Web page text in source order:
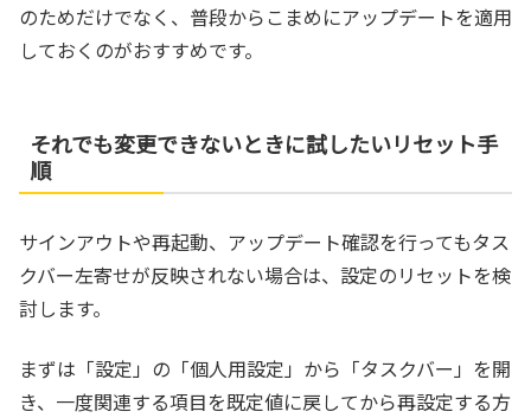
のためだけでなく、普段からこまめにアップデートを適用
しておくのがおすすめです。
それでも変更できないときに試したいリセット手
順
サインアウトや再起動、アップデート確認を行ってもタス
クバー左寄せが反映されない場合は、設定のリセットを検
討します。
まずは「設定」の「個人用設定」から「タスクバー」を開
き、一度関連する項目を既定値に戻してから再設定する方